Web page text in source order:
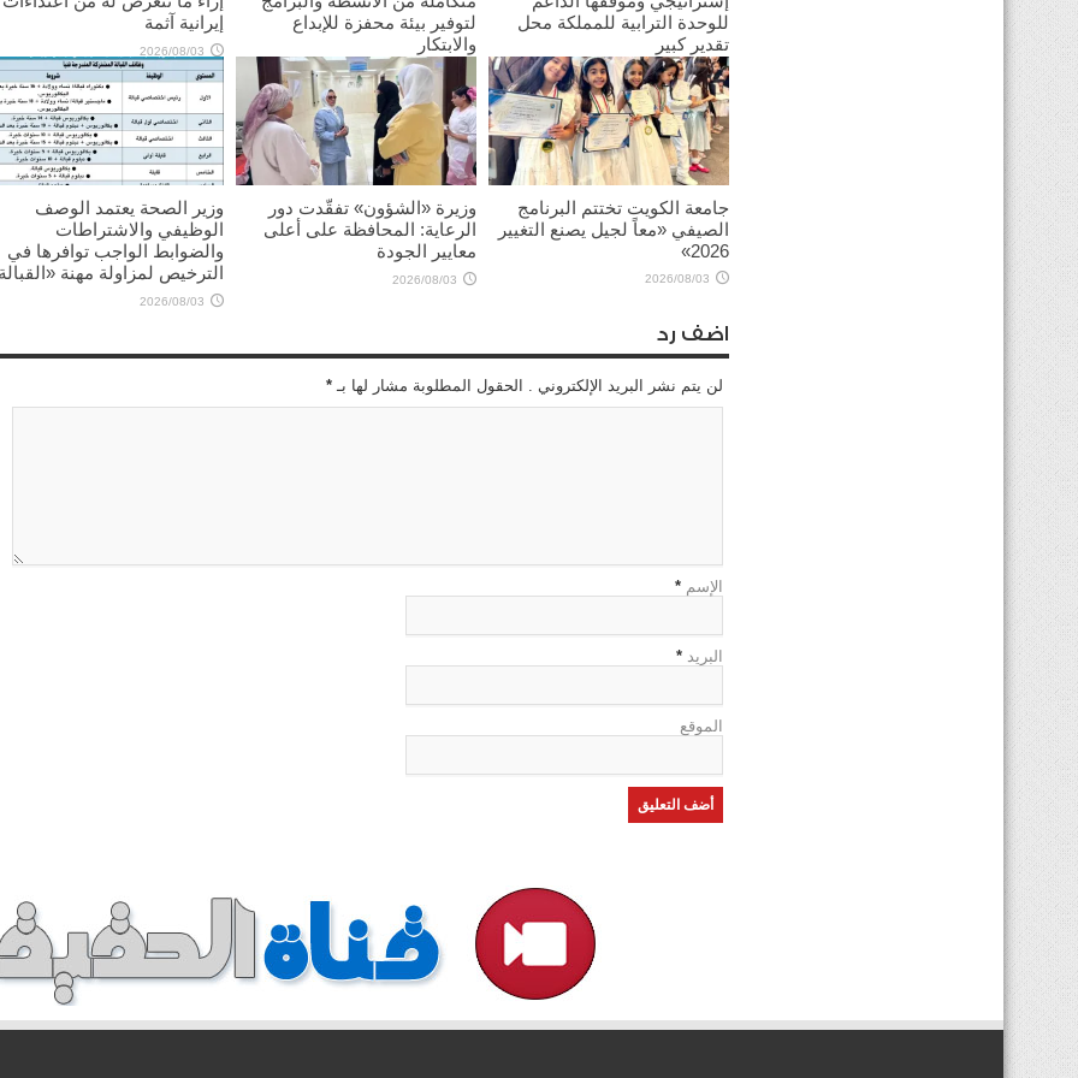
للوحدة الترابية للمملكة محل
تقدير كبير
2026/08/03
لتوفير بيئة محفزة للإبداع
والابتكار
2026/08/03
إيرانية آثمة
2026/08/03
جامعة الكويت تختتم البرنامج
الصيفي «معاً لجيل يصنع التغيير
2026»
2026/08/03
وزيرة «الشؤون» تفقّدت دور
الرعاية: المحافظة على أعلى
معايير الجودة
2026/08/03
وزير الصحة يعتمد الوصف
الوظيفي والاشتراطات
والضوابط الواجب توافرها في
الترخيص لمزاولة مهنة
2026/08/03
اضف رد
لن يتم نشر البريد الإلكتروني . الحقول المطلوبة مشار لها بـ *
الإسم *
البريد *
الموقع